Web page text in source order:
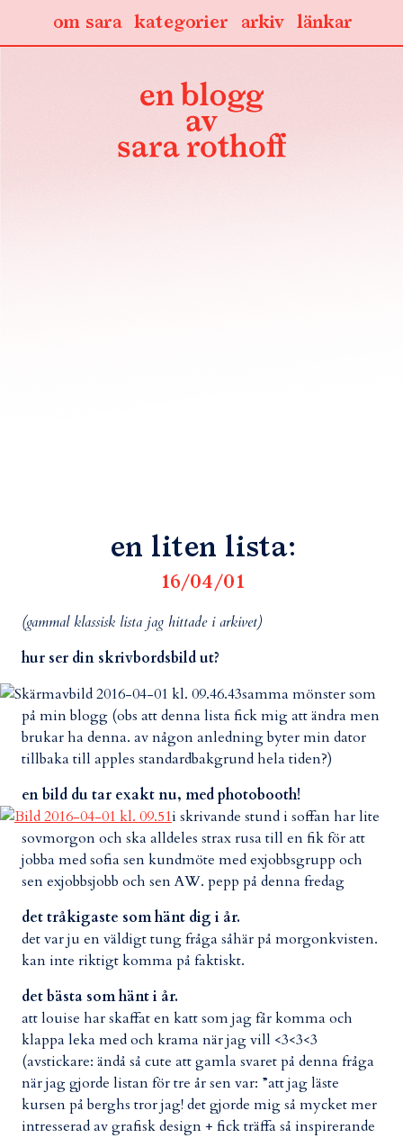
länkar
arkiv
kategorier
om sara
en liten lista:
16/04/01
(gammal klassisk lista jag hittade i arkivet)
hur ser din skrivbordsbild ut?
samma mönster som
på min blogg (obs att denna lista fick mig att ändra men
brukar ha denna. av någon anledning byter min dator
tillbaka till apples standardbakgrund hela tiden?)
en bild du tar exakt nu, med photobooth!
i skrivande stund i soffan har lite
sovmorgon och ska alldeles strax rusa till en fik för att
jobba med sofia sen kundmöte med exjobbsgrupp och
sen exjobbsjobb och sen AW. pepp på denna fredag
det tråkigaste som hänt dig i år.
det var ju en väldigt tung fråga såhär på morgonkvisten.
kan inte riktigt komma på faktiskt.
det bästa som hänt i år.
att louise har skaffat en katt som jag får komma och
klappa leka med och krama när jag vill <3<3<3
(avstickare: ändå så cute att gamla svaret på denna fråga
när jag gjorde listan för tre år sen var: ”att jag läste
kursen på berghs tror jag! det gjorde mig så mycket mer
intresserad av grafisk design + fick träffa så inspirerande